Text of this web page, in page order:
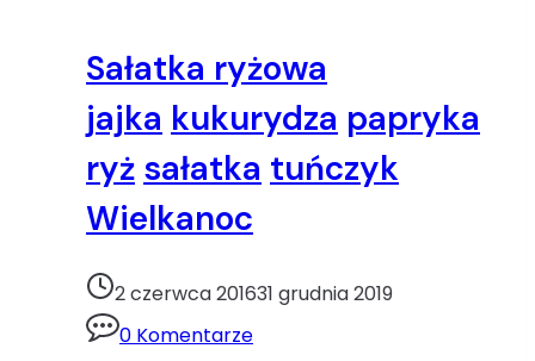
Sałatka ryżowa
jajka kukurydza papryka
ryż sałatka tuńczyk
Wielkanoc
2 czerwca 201631 grudnia 2019
0 Komentarze